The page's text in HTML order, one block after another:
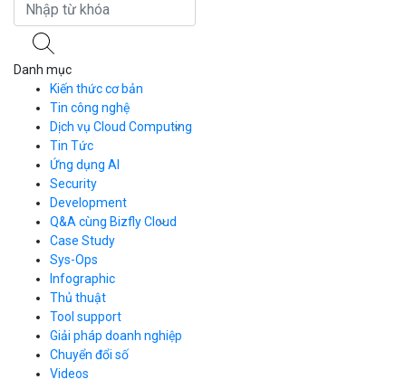
Danh mục
Kiến thức cơ bản
Tin công nghệ
Dịch vụ Cloud Computing
Cloud Server
CDN
Load Balancer
Auto Scaling
Container Registry
Kubernetes
Cloud Database
Call Center
Business Email
Simple Storage
VOD
VPN
Traffic Manager
Cloud VPS
Tin Tức
Ứng dụng AI
Security
Development
Q&A cùng Bizfly Cloud
Q&A về Bizfly Cloud Server
Thao tác kết nối tới server
Videos
Q&A về Bizfly Business Email
Videos
Case Study
Sys-Ops
Infographic
Thủ thuật
Tool support
Giải pháp doanh nghiệp
Chuyển đổi số
Videos